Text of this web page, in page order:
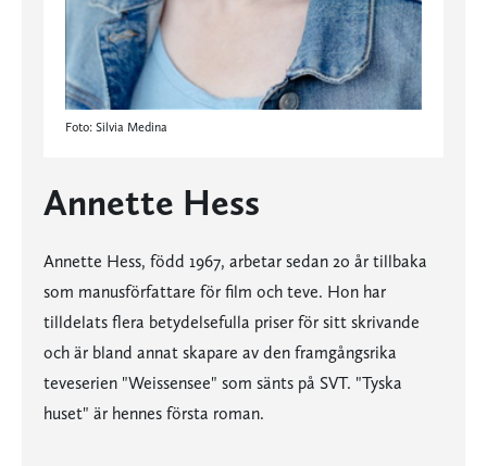
Foto: Silvia Medina
Annette Hess
Annette Hess, född 1967, arbetar sedan 20 år tillbaka
som manusförfattare för film och teve. Hon har
tilldelats flera betydelsefulla priser för sitt skrivande
och är bland annat skapare av den framgångsrika
teveserien "Weissensee" som sänts på SVT. "Tyska
huset" är hennes första roman.